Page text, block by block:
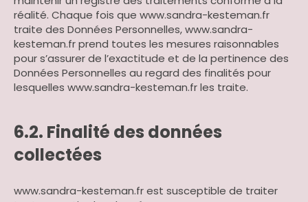
réalité. Chaque fois que www.sandra-kesteman.fr
traite des Données Personnelles, www.sandra-
kesteman.fr prend toutes les mesures raisonnables
pour s’assurer de l’exactitude et de la pertinence des
Données Personnelles au regard des finalités pour
lesquelles www.sandra-kesteman.fr les traite.
6.2. Finalité des données
collectées
www.sandra-kesteman.fr est susceptible de traiter